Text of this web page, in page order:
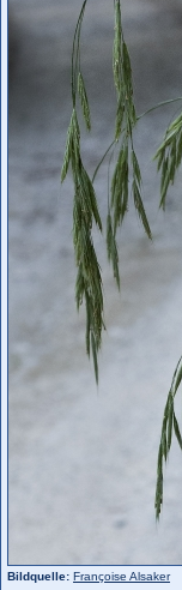
Bildquelle: Françoise Alsaker